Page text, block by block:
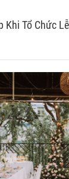
Khi Tổ Chức